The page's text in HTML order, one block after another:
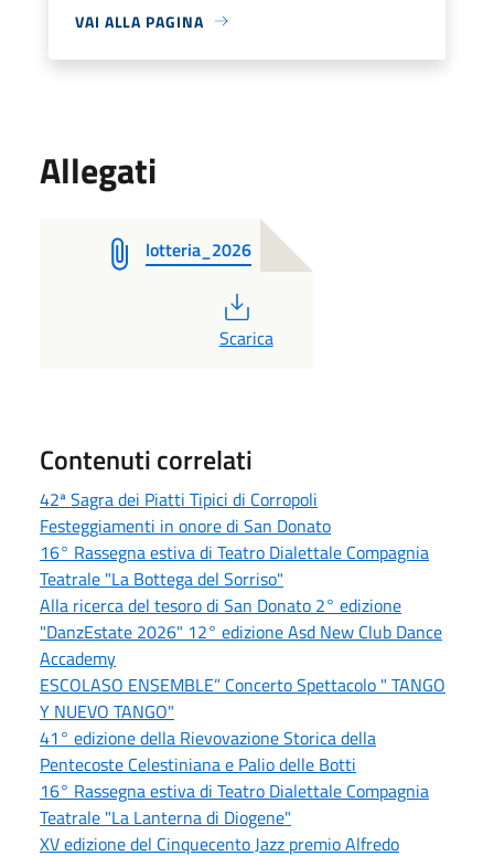
VAI ALLA PAGINA
Allegati
lotteria_2026
PDF
Scarica
Contenuti correlati
42ª Sagra dei Piatti Tipici di Corropoli
Festeggiamenti in onore di San Donato
16° Rassegna estiva di Teatro Dialettale Compagnia
Teatrale "La Bottega del Sorriso"
Alla ricerca del tesoro di San Donato 2° edizione
"DanzEstate 2026" 12° edizione Asd New Club Dance
Accademy
ESCOLASO ENSEMBLE” Concerto Spettacolo " TANGO
Y NUEVO TANGO"
41° edizione della Rievovazione Storica della
Pentecoste Celestiniana e Palio delle Botti
16° Rassegna estiva di Teatro Dialettale Compagnia
Teatrale "La Lanterna di Diogene"
XV edizione del Cinquecento Jazz premio Alfredo